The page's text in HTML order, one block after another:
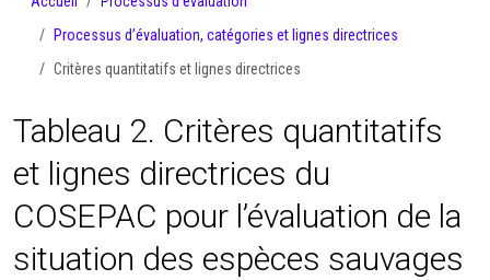
Processus d’évaluation, catégories et lignes directrices
Critères quantitatifs et lignes directrices
Tableau 2. Critères quantitatifs
et lignes directrices du
COSEPAC pour l’évaluation de la
situation des espèces sauvages